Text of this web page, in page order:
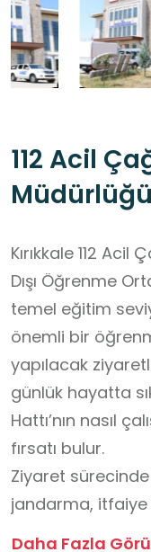
112 Acil
Müdürlüğü
Kırıkkale 112 Acil
Dışı Öğrenme
temel eğitim
önemli bir
yapılacak
günlük hayatta
Hattı’nın nasıl
fırsatı bulur.
Ziyaret
jandarma,
durum
Daha Fazla